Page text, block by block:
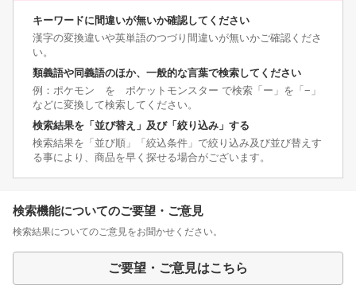
キーワードに間違いが無いか確認してください
漢字の変換違いや英単語のつづり間違いが無いかご確認くださ
い。
類義語や同義語のほか、一般的な言葉で検索してください
例：ポケモン を ポケットモンスター で検索「ー」を「−」
などに変換して検索してください。
検索結果を「並び替え」及び「絞り込み」する
検索結果を「並び順」「絞込条件」で絞り込み及び並び替えす
る事により、商品を早く探せる場合がございます。
検索機能についてのご要望・ご意見
検索結果についてのご意見をお聞かせください。
ご要望・ご意見はこちら